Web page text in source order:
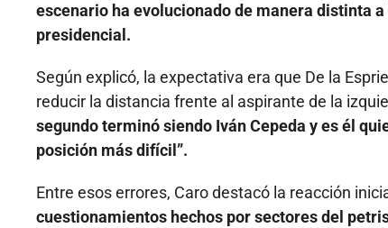
escenario ha evolucionado de manera distinta
presidencial.
Según explicó, la expectativa era que De la
reducir la distancia frente al aspirante de la
segundo terminó siendo Iván Cepeda y es él
posición más difícil”.
Entre esos errores, Caro destacó la reacción
cuestionamientos hechos por sectores del